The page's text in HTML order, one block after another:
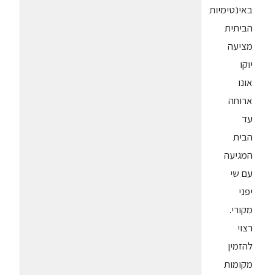
באינטימיות
הביתית
מציעה
יוקו
אונו
ארוחה
עד
הבית
המגיעה
עם שי
יפני
מקורי.
רצוי
להזמין
מקומות